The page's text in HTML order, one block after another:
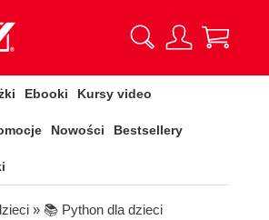
Ebooki Kursy video
Nowości Bestsellery
» 📚 Python dla dzieci